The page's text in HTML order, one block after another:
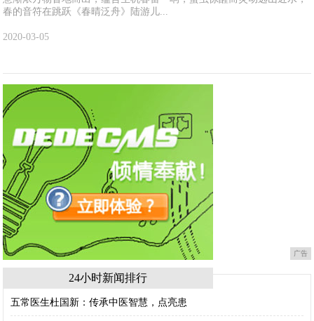
春的音符在跳跃《春晴泛舟》陆游儿...
2020-03-05
广告
24小时新闻排行
五常医生杜国新：传承中医智慧，点亮患